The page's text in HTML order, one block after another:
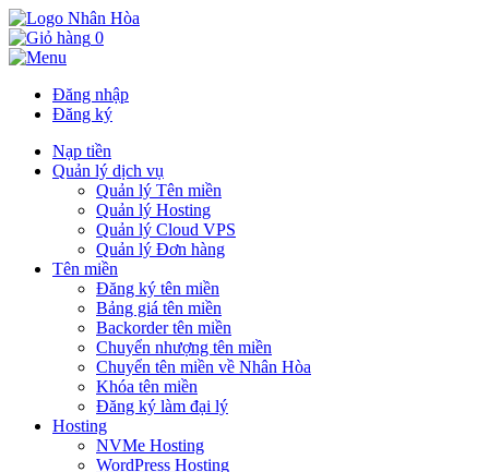
0
Đăng nhập
Đăng ký
Nạp tiền
Quản lý dịch vụ
Quản lý Tên miền
Quản lý Hosting
Quản lý Cloud VPS
Quản lý Đơn hàng
Tên miền
Đăng ký tên miền
Bảng giá tên miền
Backorder tên miền
Chuyển nhượng tên miền
Chuyển tên miền về Nhân Hòa
Khóa tên miền
Đăng ký làm đại lý
Hosting
NVMe Hosting
WordPress Hosting